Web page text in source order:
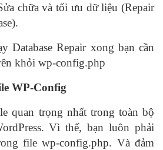
chữa và tối ưu dữ liệu (Repair
Database Repair xong bạn cần
khỏi wp-config.php
WP-Config
quan trọng nhất trong toàn bộ
Vì thế, bạn luôn phải
file wp-config.php. Và đảm